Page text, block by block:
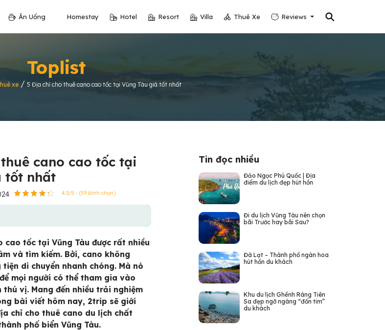
⚲
Ăn Uống Homestay Hotel Resort Villa Thuê Xe Reviews
Toplist
xe / 5 Địa chỉ cho thuê cano cao tốc tại Vũng Tàu giá tốt nhất
cano cao tốc tại
tốt nhất
4.3/5 - (59 bình chọn)
cao tốc tại Vũng Tàu được rất nhiều
và tìm kiếm. Bởi, cano không
di chuyển nhanh chóng. Mà nó
mọi người có thể tham gia vào
vị. Mang đến nhiều trải nghiệm
bài viết hôm nay, 2trip sẽ giới
chỉ cho thuê cano du lịch chất
phố biển Vũng Tàu.
Tin đọc nhiều
Đảo Ngọc Phú Quốc | Địa
điểm du lịch đẹp hút hồn
Đi du lịch Vũng Tàu nên chọn
bãi Trước hay bãi Sau?
Đà Lạt – Thành phố ngàn hoa
hút hồn du khách
Khu du lịch Ghềnh Ráng Tiên
Sa đẹp ngỡ ngàng “đốn tim”
du khách